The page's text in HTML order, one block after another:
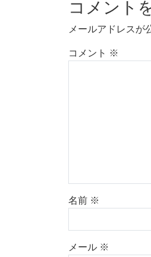
コメント
メールアドレスが
コメント ※
名前 ※
メール ※